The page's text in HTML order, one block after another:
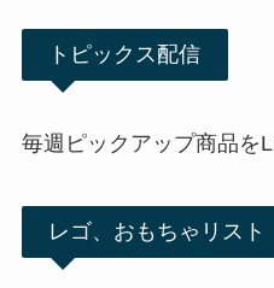
トピックス配信
毎週ピックアップ商品を
レゴ、おもちゃリスト